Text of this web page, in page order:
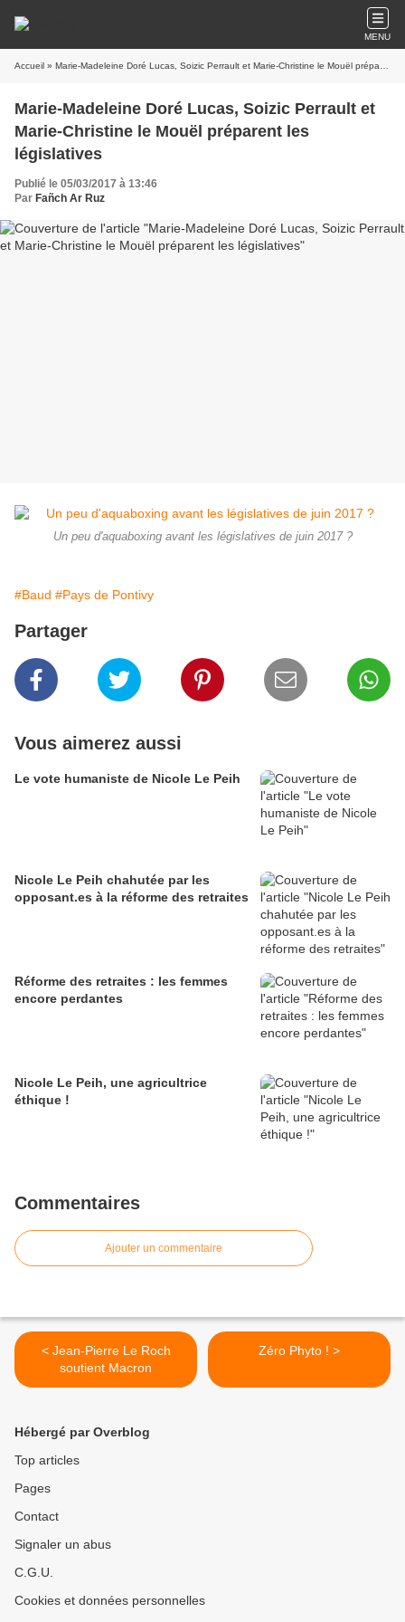
MENU
Accueil » Marie-Madeleine Doré Lucas, Soizic Perrault et Marie-Christine le Mouël préparent les législatives
Marie-Madeleine Doré Lucas, Soizic Perrault et
Marie-Christine le Mouël préparent les
législatives
Publié le 05/03/2017 à 13:46
Par Fañch Ar Ruz
Un peu d'aquaboxing avant les législatives de juin 2017 ?
#Baud #Pays de Pontivy
Partager
Vous aimerez aussi
Le vote humaniste de Nicole Le Peih
Nicole Le Peih chahutée par les
opposant.es à la réforme des retraites
Réforme des retraites : les femmes
encore perdantes
Nicole Le Peih, une agricultrice
éthique !
Commentaires
Ajouter un commentaire
< Jean-Pierre Le Roch
soutient Macron
Zéro Phyto ! >
Hébergé par Overblog
Top articles
Pages
Contact
Signaler un abus
C.G.U.
Cookies et données personnelles